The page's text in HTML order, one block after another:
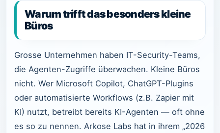
Warum trifft das besonders kleine
Büros
Grosse Unternehmen haben IT-Security-Teams,
die Agenten-Zugriffe überwachen. Kleine Büros
nicht. Wer Microsoft Copilot, ChatGPT-Plugins
oder automatisierte Workflows (z.B. Zapier mit
KI) nutzt, betreibt bereits KI-Agenten — oft ohne
es so zu nennen. Arkose Labs hat in ihrem „2026